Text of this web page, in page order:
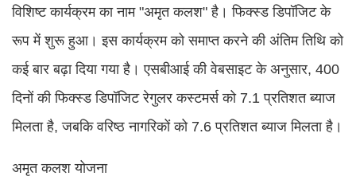
विशिष्ट कार्यक्रम का नाम "अमृत कलश" है। फिक्स्ड डिपॉजिट के
रूप में शुरू हुआ। इस कार्यक्रम को समाप्त करने की अंतिम तिथि को
कई बार बढ़ा दिया गया है। एसबीआई की वेबसाइट के अनुसार, 400
दिनों की फिक्स्ड डिपॉजिट रेगुलर कस्टमर्स को 7.1 प्रतिशत ब्याज
मिलता है, जबकि वरिष्ठ नागरिकों को 7.6 प्रतिशत ब्याज मिलता है।
अमृत कलश योजना